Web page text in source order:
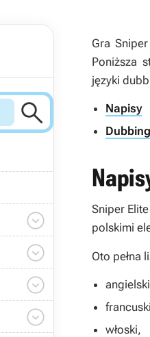





Gra
Poniższa
języki
Napisy
Dubbing
Sniper
polskimi
Oto pełna
włoski,